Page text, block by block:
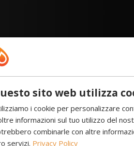
sito web utilizza
i cookie per personalizzare
informazioni sul tuo utilizzo del
combinarle con altre
servizi. Privacy Policy